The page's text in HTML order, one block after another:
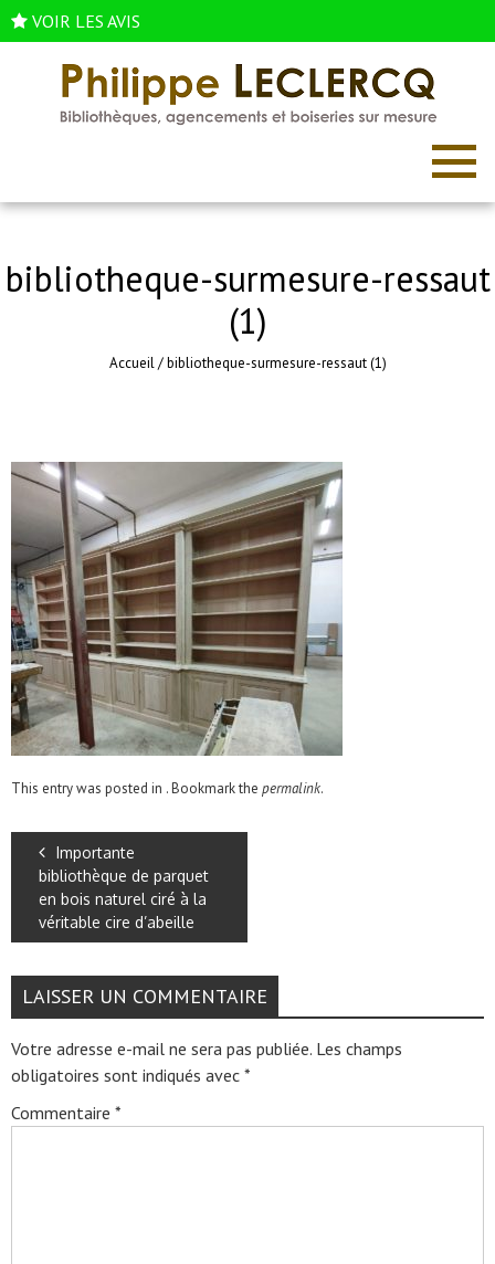
VOIR LES AVIS
bibliotheque-surmesure-ressaut
(1)
Accueil/bibliotheque-surmesure-ressaut (1)
This entry was posted in . Bookmark the permalink.
Importante
bibliothèque de parquet
en bois naturel ciré à la
véritable cire d’abeille
LAISSER UN COMMENTAIRE
Votre adresse e-mail ne sera pas publiée. Les champs
obligatoires sont indiqués avec *
Commentaire *